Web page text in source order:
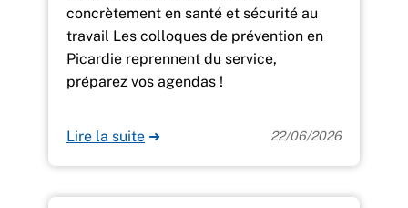
concrètement en santé et sécurité au
travail Les colloques de prévention en
Picardie reprennent du service,
préparez vos agendas !
Lire la suite ➜ 22/06/2026